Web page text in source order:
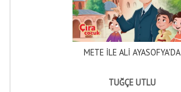
METE İLE ALİ AYASOFYA'DA
TUĞÇE UTLU